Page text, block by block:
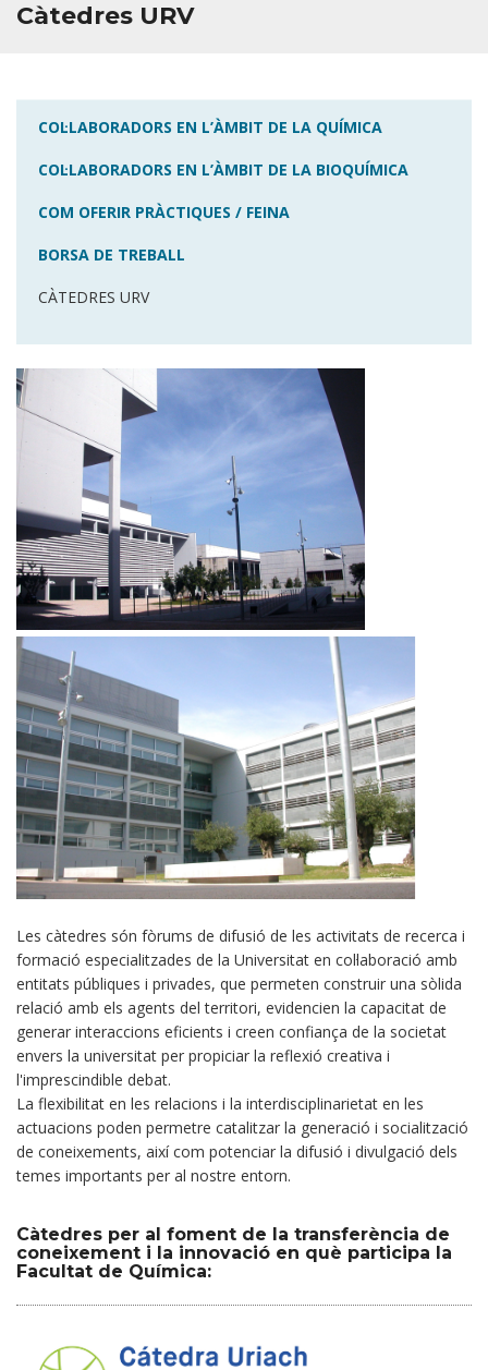
Borsa de treball
Càtedres URV
COL·LABORADORS EN L’ÀMBIT DE LA QUÍMICA
COL·LABORADORS EN L’ÀMBIT DE LA BIOQUÍMICA
COM OFERIR PRÀCTIQUES / FEINA
BORSA DE TREBALL
CÀTEDRES URV
Les càtedres són fòrums de difusió de les activitats de recerca i
formació especialitzades de la Universitat en col·laboració amb
entitats públiques i privades, que permeten construir una sòlida
relació amb els agents del territori, evidencien la capacitat de
generar interaccions eficients i creen confiança de la societat
envers la universitat per propiciar la reflexió creativa i
l'imprescindible debat.
La flexibilitat en les relacions i la interdisciplinarietat en les
actuacions poden permetre catalitzar la generació i socialització
de coneixements, així com potenciar la difusió i divulgació dels
temes importants per al nostre entorn.
Càtedres per al foment de la transferència de
coneixement i la innovació en què participa la
Facultat de Química: